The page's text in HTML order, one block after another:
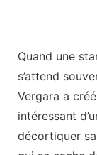
Quand une
s’attend
Vergara a
intéressant
décortiquer